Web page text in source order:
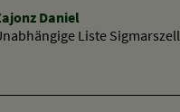
Daniel
Liste Sigmarszell